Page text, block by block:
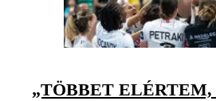
„TÖBBET